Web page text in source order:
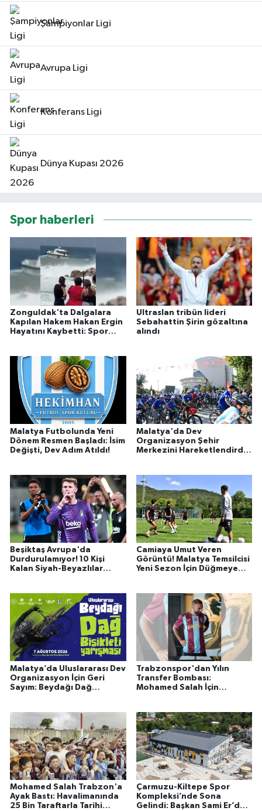
Şampiyonlar Ligi
Avrupa Ligi
Konferans Ligi
Dünya Kupası 2026
Spor haberleri
Zonguldak'ta Dalgalara
Kapılan Hakem Hakan Ergin
Hayatını Kaybetti: Spor
Ultraslan tribün lideri
Sebahattin Şirin gözaltına
alındı
Malatya Futbolunda Yeni
Dönem Resmen Başladı: İsim
Değişti, Dev Adım Atıldı!
Malatya'da Dev
Organizasyon Şehir
Merkezini Hareketlendirdi:
Beşiktaş Avrupa'da
Durdurulamıyor! 10 Kişi
Kalan Siyah-Beyazlılar
Camiaya Umut Veren
Görüntü! Malatya Temsilcisi
Yeni Sezon İçin Düğmeye
Malatya’da Uluslararası Dev
Organizasyon İçin Geri
Sayım: Beydağı Dağ
Trabzonspor'dan Yılın
Transfer Bombası:
Mohamed Salah İçin
Mohamed Salah Trabzon'a
Ayak Bastı: Havalimanında
25 Bin Taraftarla Tarihi
Çarmuzu-Kiltepe Spor
Kompleksi’nde Sona
Gelindi: Başkan Sami Er’den